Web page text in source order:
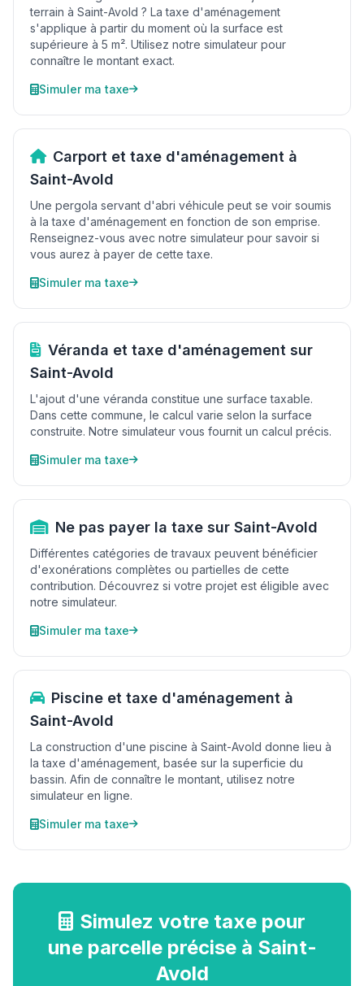
terrain à Saint-Avold ? La taxe d'aménagement
s'applique à partir du moment où la surface est
supérieure à 5 m². Utilisez notre simulateur pour
connaître le montant exact.
Simuler ma taxe
Carport et taxe d'aménagement à
Saint-Avold
Une pergola servant d'abri véhicule peut se voir soumis
à la taxe d'aménagement en fonction de son emprise.
Renseignez-vous avec notre simulateur pour savoir si
vous aurez à payer de cette taxe.
Simuler ma taxe
Véranda et taxe d'aménagement sur
Saint-Avold
L'ajout d'une véranda constitue une surface taxable.
Dans cette commune, le calcul varie selon la surface
construite. Notre simulateur vous fournit un calcul précis.
Simuler ma taxe
Ne pas payer la taxe sur Saint-Avold
Différentes catégories de travaux peuvent bénéficier
d'exonérations complètes ou partielles de cette
contribution. Découvrez si votre projet est éligible avec
notre simulateur.
Simuler ma taxe
Piscine et taxe d'aménagement à
Saint-Avold
La construction d'une piscine à Saint-Avold donne lieu à
la taxe d'aménagement, basée sur la superficie du
bassin. Afin de connaître le montant, utilisez notre
simulateur en ligne.
Simuler ma taxe
Simulez votre taxe pour
une parcelle précise à Saint-
Avold